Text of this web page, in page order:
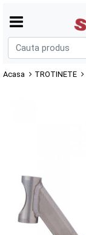
Acasa TROTINETE